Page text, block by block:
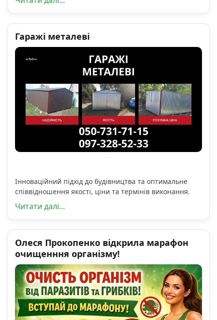
Гаражі металеві
Інноваційний підхід до будівництва та оптимальне
співвідношення якості, ціни та термінів виконання.
Читати далі...
Олеся Прокопенко відкрила марафон
очищенння організму!